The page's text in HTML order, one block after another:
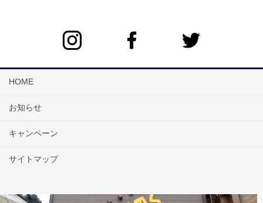
HOME
お知らせ
キャンペーン
サイトマップ